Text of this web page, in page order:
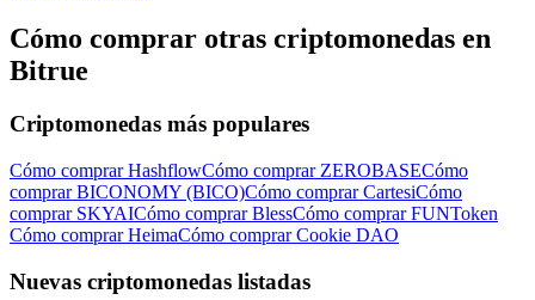
Cómo comprar otras criptomonedas en
Bitrue
Criptomonedas más populares
Cómo comprar HashflowCómo comprar ZEROBASECómo
comprar BICONOMY (BICO)Cómo comprar CartesiCómo
comprar SKYAICómo comprar BlessCómo comprar FUNToken
Cómo comprar HeimaCómo comprar Cookie DAO
Nuevas criptomonedas listadas